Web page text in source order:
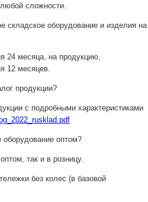
сложности.
складское оборудование и изделия на
24 месяца, на продукцию,
12 месяцев.
продукции?
с подробными характеристиками
оптом?
так и в розницу.
без колес (в базовой